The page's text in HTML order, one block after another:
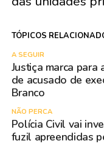
TÓPICOS
A SEGUIR
Justiça marca
de acusado de
Branco
NÃO PERCA
Polícia Civil vai
fuzil apreendidas